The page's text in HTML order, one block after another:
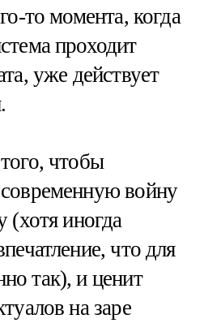
то момента, когда
проходит
уже действует
чтобы
войну
(хотя иногда
что для
так), и ценит
на заре